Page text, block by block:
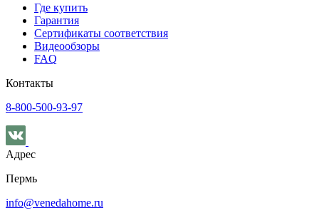
Где купить
Гарантия
Сертификаты соответствия
Видеообзоры
FAQ
Контакты
8-800-500-93-97
Адрес
Пермь
info@venedahome.ru